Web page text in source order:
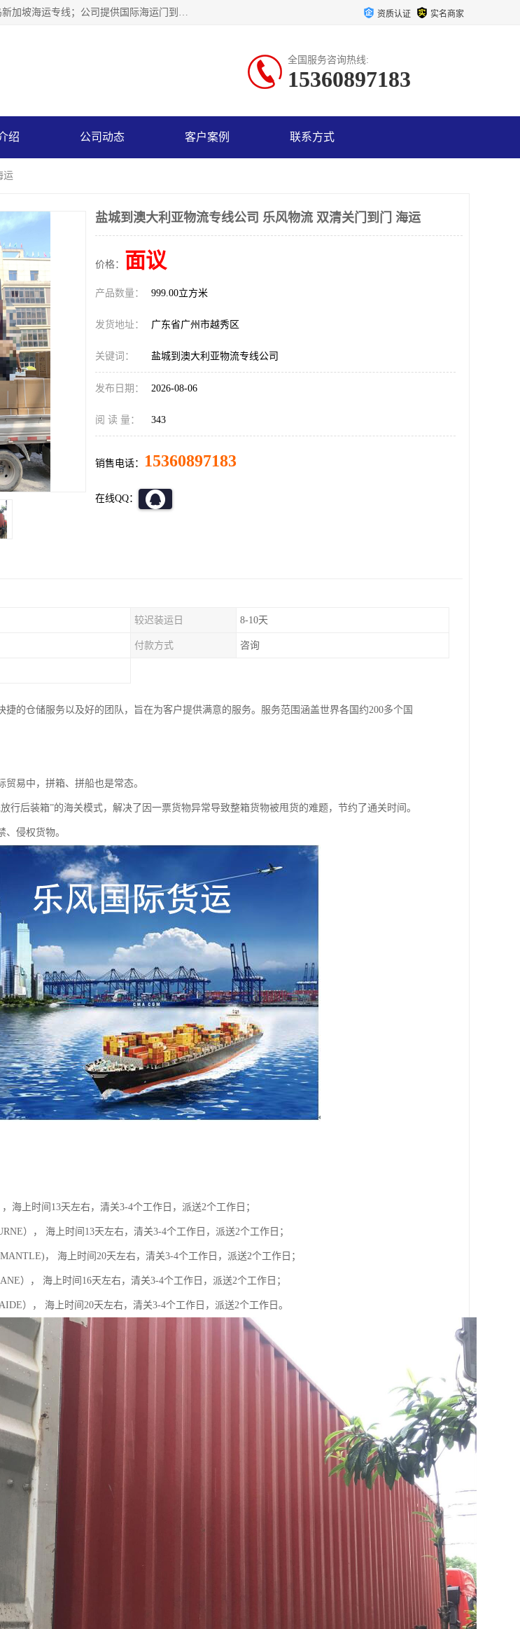
广州乐风国际货运代理有限公司主要从事：义乌新加坡物流、广州到菲律宾拼箱、义乌新加坡海运专线；公司提供国际海运门到门一条龙服务，目前开通的国际海运线路有：澳大利亚国际海运双清到门、美国国际海运双清到门、加拿大国际海运双清到门、新西兰国际海运双清到门等等。以上线路，客户的无论是发小散货拼箱或者包柜发运，我们均可以提供一条龙到门服务，乐风公司有着8年的国际货运到门经验。 资质认证 实名商家
全国服务咨询热线:
15360897183
绍 公司动态 客户案例 联系方式
运
盐城到澳大利亚物流专线公司 乐风物流 双清关门到门 海运
价格： 面议
产品数量： 999.00立方米
发货地址： 广东省广州市越秀区
关键词： 盐城到澳大利亚物流专线公司
发布日期： 2026-08-06
阅 读 量： 343
销售电话： 15360897183
在线QQ：
较迟装运日 8-10天
付款方式 咨询
捷的仓储服务以及好的团队，旨在为客户提供满意的服务。服务范围涵盖世界各国约200多个国
易中，拼箱、拼船也是常态。
行后装箱”的海关模式，解决了因一票货物异常导致整箱货物被甩货的难题，节约了通关时间。
侵权货物。
海上时间13天左右，清关3-4个工作日，派送2个工作日；
）， 海上时间13天左右，清关3-4个工作日，派送2个工作日；
， 海上时间20天左右，清关3-4个工作日，派送2个工作日；
）， 海上时间16天左右，清关3-4个工作日，派送2个工作日；
）， 海上时间20天左右，清关3-4个工作日，派送2个工作日。